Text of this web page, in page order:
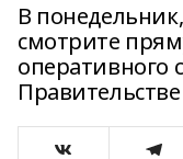
В
смотрите
оперативного